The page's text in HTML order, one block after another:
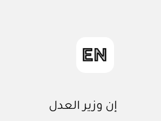
إن وزير العدل